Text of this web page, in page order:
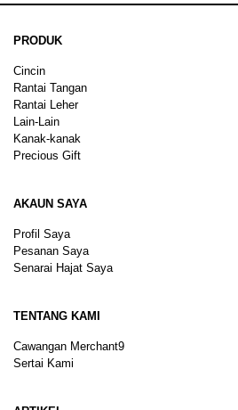
PRODUK
Cincin
Rantai Tangan
Rantai Leher
Lain-Lain
Kanak-kanak
Precious Gift
AKAUN SAYA
Profil Saya
Pesanan Saya
Senarai Hajat Saya
TENTANG KAMI
Cawangan Merchant9
Sertai Kami